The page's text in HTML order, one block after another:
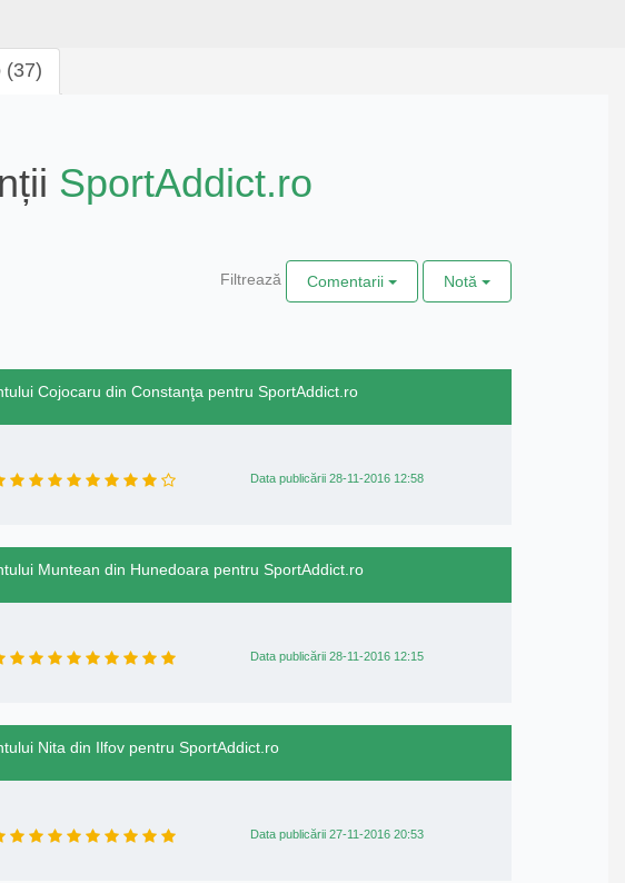
(37)
SportAddict.ro
Filtrează Comentarii Notă
Cojocaru din Constanţa pentru SportAddict.ro
Data publicării 28-11-2016 12:58
Muntean din Hunedoara pentru SportAddict.ro
Data publicării 28-11-2016 12:15
Nita din Ilfov pentru SportAddict.ro
Data publicării 27-11-2016 20:53